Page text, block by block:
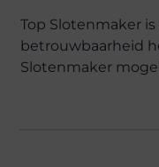
Top Slotenmaker
betrouwbaarheid
Slotenmaker